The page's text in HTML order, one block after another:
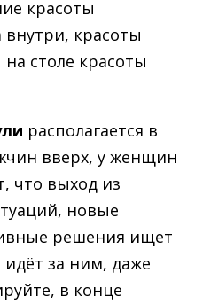
красоты
внутри, красоты
столе красоты
располагается в
вверх, у женщин
что выход из
новые
решения ищет
за ним, даже
в конце